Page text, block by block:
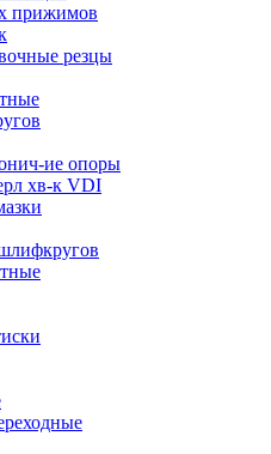
прижимов
резцы
ие опоры
хв-к VDI